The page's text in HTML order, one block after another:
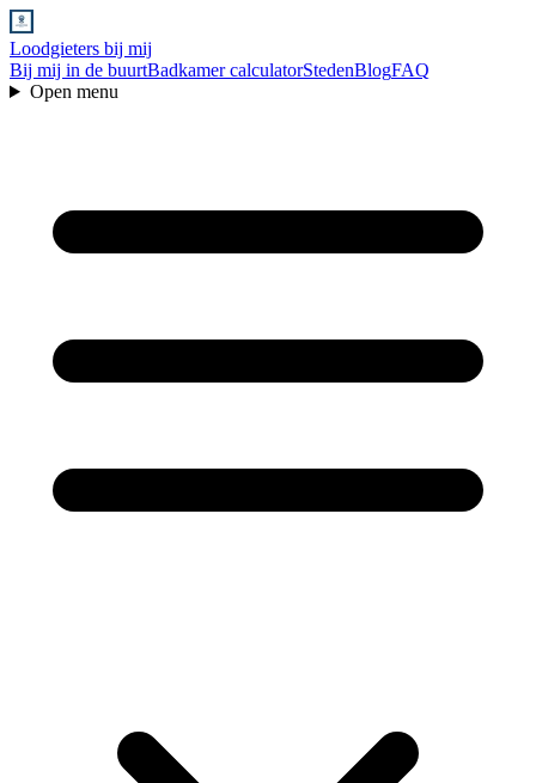
Loodgieters bij mij
Bij mij in de buurtBadkamer calculatorStedenBlogFAQ
Open menu